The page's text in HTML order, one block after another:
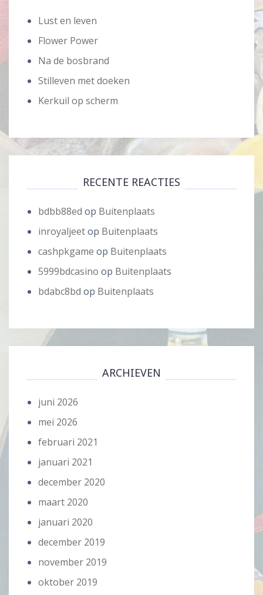
Lust en leven
Flower Power
Na de bosbrand
Stilleven met doeken
Kerkuil op scherm
RECENTE REACTIES
bdbb88ed op Buitenplaats
inroyaljeetop Buitenplaats
cashpkgame op Buitenplaats
5999bdcasino op Buitenplaats
bdabc8bd op Buitenplaats
ARCHIEVEN
juni 2026
mei 2026
februari 2021
januari 2021
december 2020
maart 2020
januari 2020
december 2019
november 2019
oktober 2019